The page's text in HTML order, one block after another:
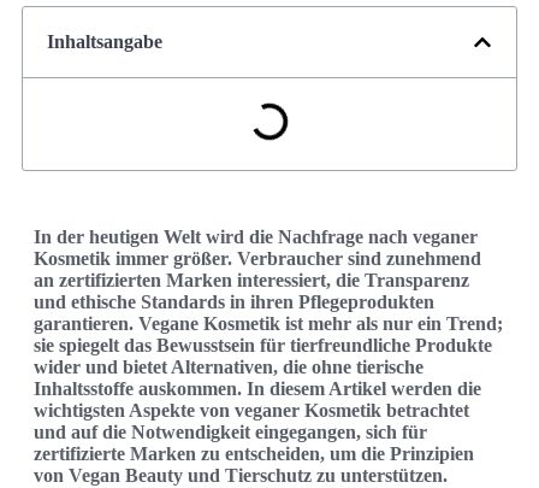
Inhaltsangabe
In der heutigen Welt wird die Nachfrage nach veganer
Kosmetik immer größer. Verbraucher sind zunehmend
an zertifizierten Marken interessiert, die Transparenz
und ethische Standards in ihren Pflegeprodukten
garantieren. Vegane Kosmetik ist mehr als nur ein Trend;
sie spiegelt das Bewusstsein für tierfreundliche Produkte
wider und bietet Alternativen, die ohne tierische
Inhaltsstoffe auskommen. In diesem Artikel werden die
wichtigsten Aspekte von veganer Kosmetik betrachtet
und auf die Notwendigkeit eingegangen, sich für
zertifizierte Marken zu entscheiden, um die Prinzipien
von Vegan Beauty und Tierschutz zu unterstützen.